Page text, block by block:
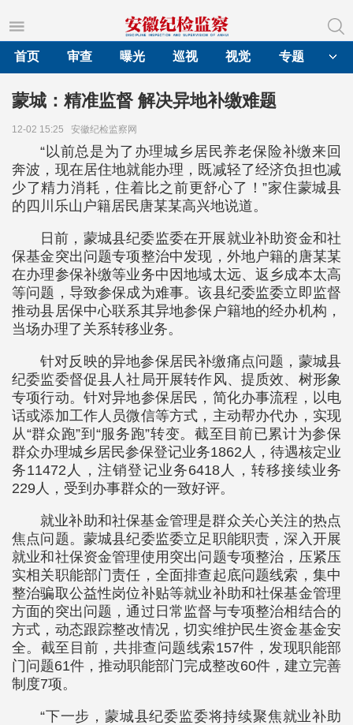
首页
审查 曝光 巡视 视觉 专题
蒙城：精准监督 解决异地补缴难题
12-02 15:25 安徽纪检监察网
“以前总是为了办理城乡居民养老保险补缴来回
奔波，现在居住地就能办理，既减轻了经济负担也减
少了精力消耗，住着比之前更舒心了！”家住蒙城县
的四川乐山户籍居民唐某某高兴地说道。
日前，蒙城县纪委监委在开展就业补助资金和社
保基金突出问题专项整治中发现，外地户籍的唐某某
在办理参保补缴等业务中因地域太远、返乡成本太高
等问题，导致参保成为难事。该县纪委监委立即监督
推动县居保中心联系其异地参保户籍地的经办机构，
当场办理了关系转移业务。
针对反映的异地参保居民补缴痛点问题，蒙城县
纪委监委督促县人社局开展转作风、提质效、树形象
专项行动。针对异地参保居民，简化办事流程，以电
话或添加工作人员微信等方式，主动帮办代办，实现
从“群众跑”到“服务跑”转变。截至目前已累计为参保
群众办理城乡居民参保登记业务1862人，待遇核定业
务11472人，注销登记业务6418人，转移接续业务
229人，受到办事群众的一致好评。
就业补助和社保基金管理是群众关心关注的热点
焦点问题。蒙城县纪委监委立足职能职责，深入开展
就业和社保资金管理使用突出问题专项整治，压紧压
实相关职能部门责任，全面排查起底问题线索，集中
整治骗取公益性岗位补贴等就业补助和社保基金管理
方面的突出问题，通过日常监督与专项整治相结合的
方式，动态跟踪整改情况，切实维护民生资金基金安
全。截至目前，共排查问题线索157件，发现职能部
门问题61件，推动职能部门完成整改60件，建立完善
制度7项。
“下一步，蒙城县纪委监委将持续聚焦就业补助